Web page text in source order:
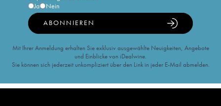
Ja
Nein
ABONNIEREN
Mit Ihrer Anmeldung erhalten Sie exklusiv ausgewählte Neuigkeiten, Angebote
und Einblicke von iDealwine.
Sie können sich jederzeit unkompliziert über den Link in jeder E-Mail abmelden.